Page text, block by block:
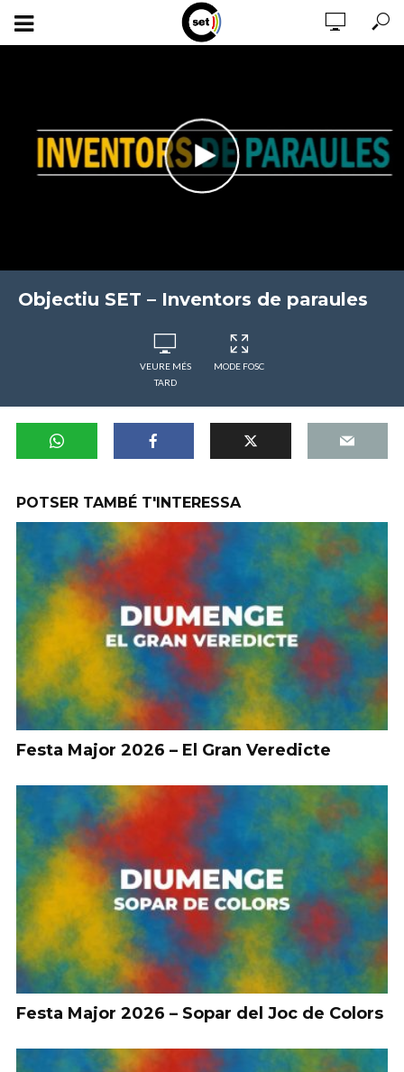
Objectiu SET – Inventors de paraules
VEURE MÉS
TARD
MODE FOSC
POTSER TAMBÉ T'INTERESSA
Festa Major 2026 – El Gran Veredicte
Festa Major 2026 – Sopar del Joc de Colors